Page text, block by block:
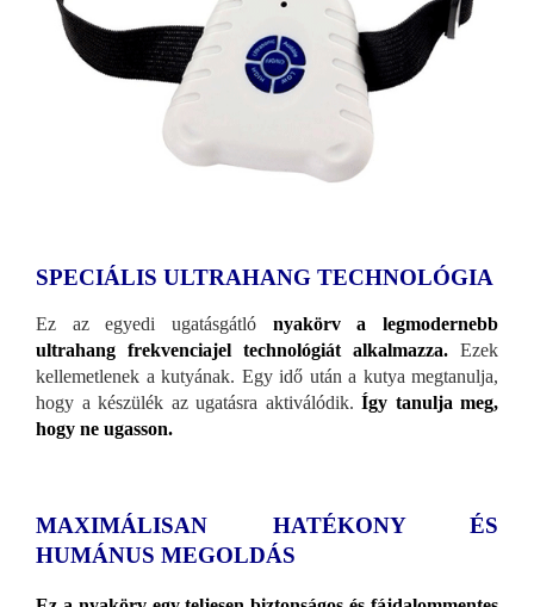
SPECIÁLIS ULTRAHANG TECHNOLÓGIA
Ez az egyedi ugatásgátló nyakörv a legmodernebb
ultrahang frekvenciajel technológiát alkalmazza. Ezek
kellemetlenek a kutyának. Egy idő után a kutya megtanulja,
hogy a készülék az ugatásra aktiválódik. Így tanulja meg,
hogy ne ugasson.
MAXIMÁLISAN HATÉKONY ÉS
HUMÁNUS MEGOLDÁS